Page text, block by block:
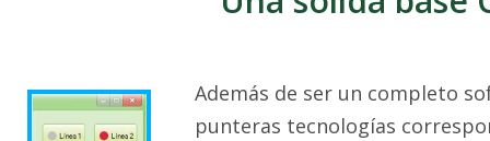
Además de ser un completo
punteras tecnologías